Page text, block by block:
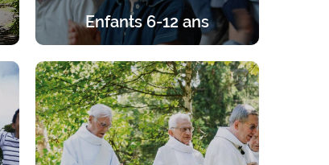
Enfants 6-12 ans
ans. Un programme équilibré entre
prière, enseignements, jeux et
activités.